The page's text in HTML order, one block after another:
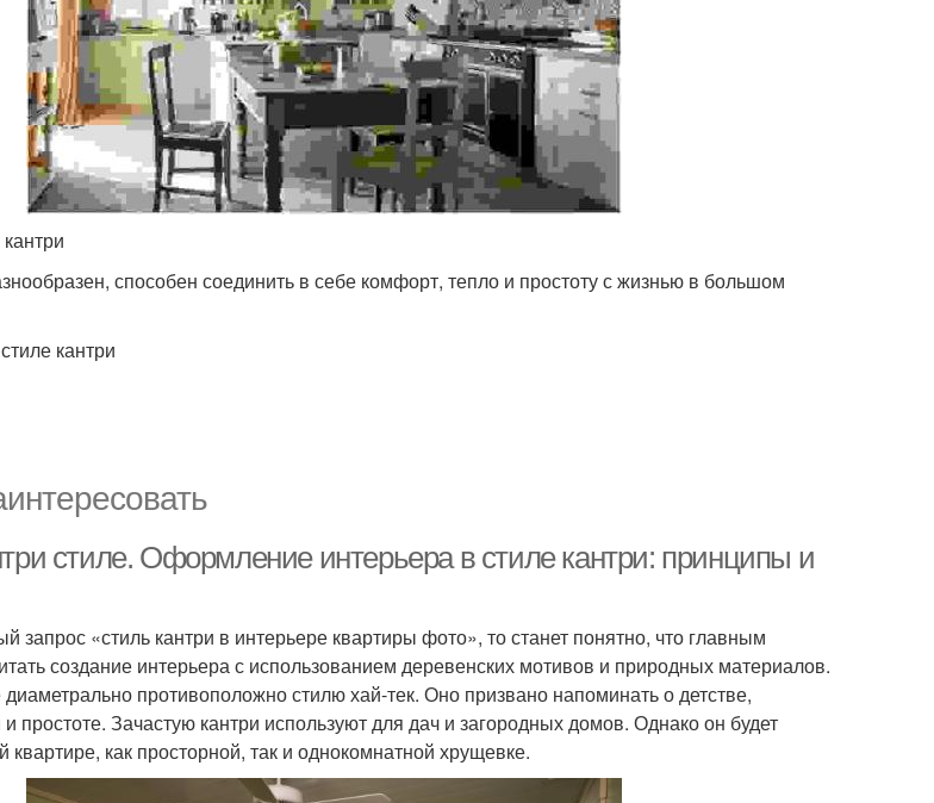
способен соединить в себе комфорт, тепло и простоту с жизнью в большом
кантри
стиле. Оформление интерьера в стиле кантри: принципы и
запрос «стиль кантри в интерьере квартиры фото», то станет понятно, что главным
создание интерьера с использованием деревенских мотивов и природных материалов.
противоположно стилю хай-тек. Оно призвано напоминать о детстве,
простоте. Зачастую кантри используют для дач и загородных домов. Однако он будет
квартире, как просторной, так и однокомнатной хрущевке.